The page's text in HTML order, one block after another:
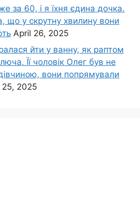
за 60, і я їхня єдина дочка.
що у скрутну хвилину вони
April 26, 2025
йти у ванну, як раптом
Її чоловік Олег був не
вони попрямували
25, 2025